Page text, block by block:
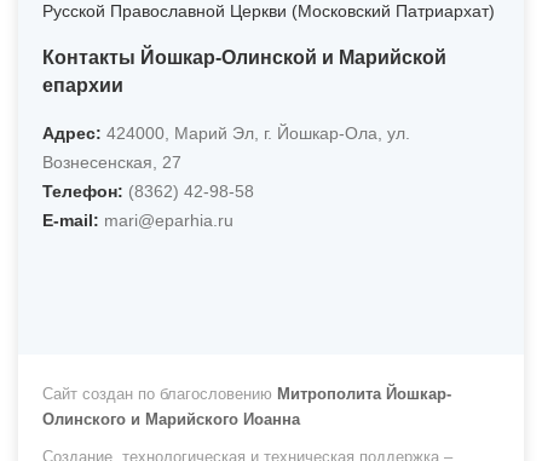
Русской Православной Церкви (Московский Патриархат)
Контакты Йошкар-Олинской и Марийской
епархии
Адрес: 424000, Марий Эл, г. Йошкар-Ола, ул.
Вознесенская, 27
Телефон: (8362) 42-98-58
Е-mail: mari@eparhia.ru
Сайт создан по благословению Митрополита Йошкар-
Олинского и Марийского Иоанна
Создание, технологическая и техническая поддержка –